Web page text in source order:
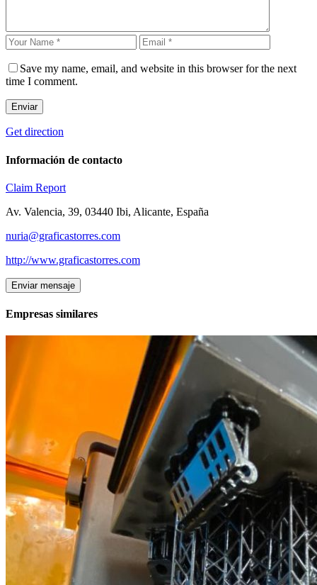
Save my name, email, and website in this browser for the next
time I comment.
Enviar
Get direction
Información de contacto
Claim Report
Av. Valencia, 39, 03440 Ibi, Alicante, España
nuria@graficastorres.com
http://www.graficastorres.com
Enviar mensaje
Empresas similares